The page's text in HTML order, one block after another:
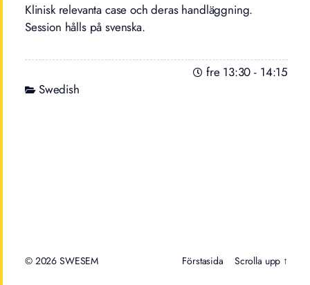
Klinisk relevanta case och deras handläggning.
Session hålls på svenska.
fre 13:30 - 14:15
Swedish
© 2026 Förstasida Scrolla upp ↑